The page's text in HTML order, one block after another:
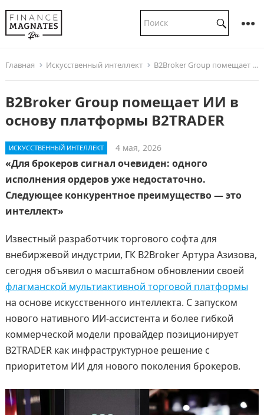
Главная Искусственный интеллект B2Broker Group помещает ИИ в основу платформы B2TRADER
B2Broker Group помещает ИИ в
основу платформы B2TRADER
ИСКУССТВЕННЫЙ ИНТЕЛЛЕКТ 4 мая, 2026
«Для брокеров сигнал очевиден: одного
исполнения ордеров уже недостаточно.
Следующее конкурентное преимущество — это
интеллект»
Известный разработчик торгового софта для
внебиржевой индустрии, ГК B2Broker Артура Азизова,
сегодня объявил о масштабном обновлении своей
флагманской мультиактивной торговой платформы
на основе искусственного интеллекта. С запуском
нового нативного ИИ-ассистента и более гибкой
коммерческой модели провайдер позиционирует
B2TRADER как инфраструктурное решение с
приоритетом ИИ для нового поколения брокеров.